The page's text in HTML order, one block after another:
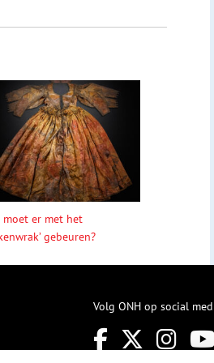
moet er met het
gebeuren?
Volg ONH op social